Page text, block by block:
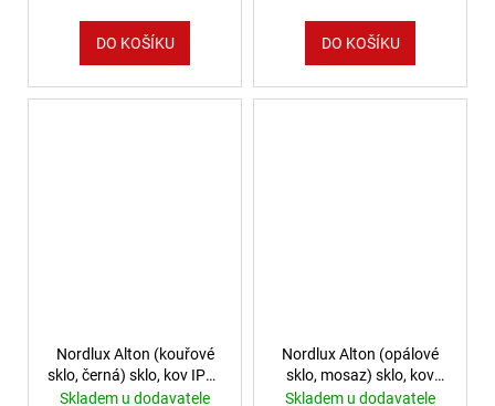
DO KOŠÍKU DO KOŠÍKU
Nordlux Alton (kouřové
sklo, černá) sklo, kov IP20
47645047
Skladem u dodavatele
Nordlux Alton (opálové
sklo, mosaz) sklo, kov
IP20 47645001
Skladem u dodavatele